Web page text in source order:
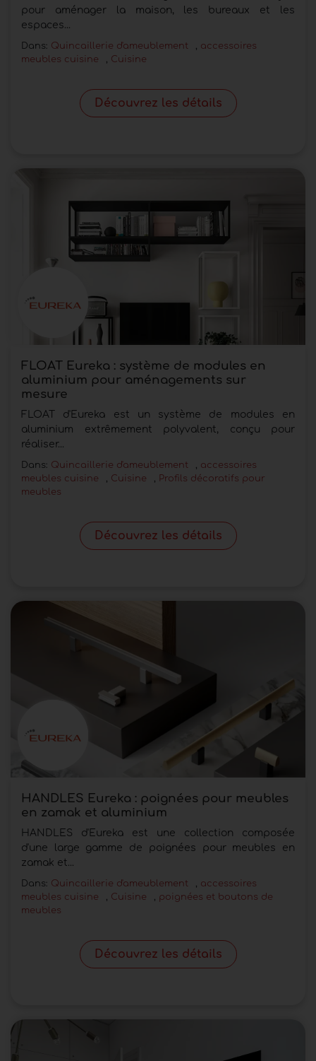
pour aménager la maison, les bureaux et les
espaces...
Dans: Quincaillerie d'ameublement
accessoires
meubles cuisine
Cuisine
Découvrez les détails
FLOAT Eureka : système de modules en
aluminium pour aménagements sur
mesure
FLOAT d'Eureka est un système de modules en
aluminium extrêmement polyvalent, conçu pour
réaliser...
Dans: Quincaillerie d'ameublement
accessoires
meubles cuisine
Cuisine
Profils décoratifs pour
meubles
Découvrez les détails
HANDLES Eureka : poignées pour meubles
en zamak et aluminium
HANDLES d'Eureka est une collection composée
d'une large gamme de poignées pour meubles en
zamak et...
Dans: Quincaillerie d'ameublement
accessoires
meubles cuisine
Cuisine
poignées et boutons de
meubles
Découvrez les détails